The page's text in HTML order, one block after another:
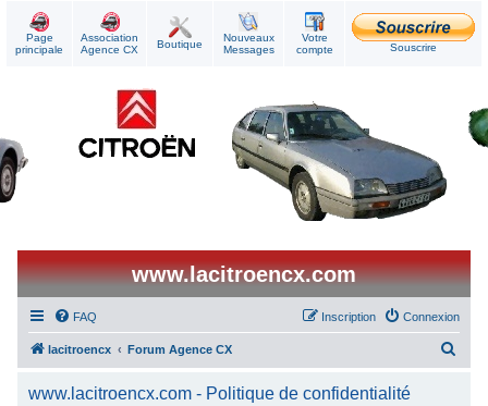
Page
principale
Association
Agence CX
Boutique
Nouveaux
Messages
Votre
compte
Souscrire
www.lacitroencx.com
FAQ Connexion
Inscription
lacitroencx Forum Agence CX
www.lacitroencx.com - Politique de confidentialité